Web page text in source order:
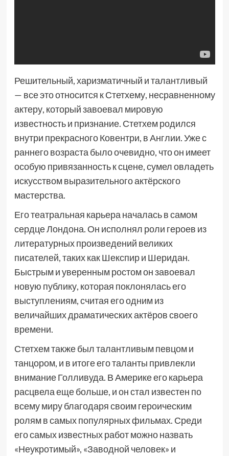
Решительный, харизматичный и талантливый
— все это относится к Стетхему, несравненному
актеру, который завоевал мировую
известность и признание. Стетхем родился
внутри прекрасного Ковентри, в Англии. Уже с
раннего возраста было очевидно, что он имеет
особую привязанность к сцене, сумел овладеть
искусством выразительного актёрского
мастерства.
Его театральная карьера началась в самом
сердце Лондона. Он исполнял роли героев из
литературных произведений великих
писателей, таких как Шекспир и Шеридан.
Быстрым и уверенным ростом он завоевал
новую публику, которая поклонялась его
выступлениям, считая его одним из
величайших драматических актёров своего
времени.
Стетхем также был талантливым певцом и
танцором, и в итоге его таланты привлекли
внимание Голливуда. В Америке его карьера
расцвела еще больше, и он стал известен по
всему миру благодаря своим героическим
ролям в самых популярных фильмах. Среди
его самых известных работ можно назвать
«Неукротимый», «Заводной человек» и